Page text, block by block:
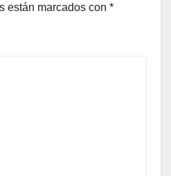
están marcados con *